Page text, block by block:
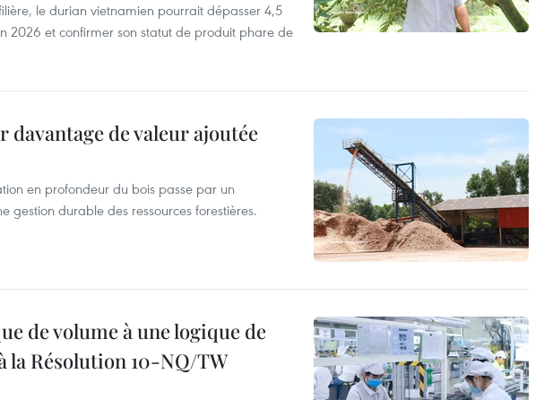
le durian vietnamien pourrait dépasser 4,5
2026 et confirmer son statut de produit phare de
de valeur ajoutée
en profondeur du bois passe par un
gestion durable des ressources forestières.
de volume à une logique de
la Résolution 10-NQ/TW